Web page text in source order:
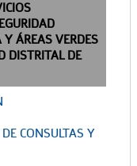
Y ÁREAS VERDES
DISTRITAL DE
CONSULTAS Y